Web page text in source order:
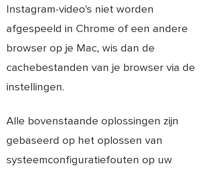
Instagram-video's niet worden
afgespeeld in Chrome of een andere
browser op je Mac, wis dan de
cachebestanden van je browser via de
instellingen.
Alle bovenstaande oplossingen zijn
gebaseerd op het oplossen van
systeemconfiguratiefouten op uw